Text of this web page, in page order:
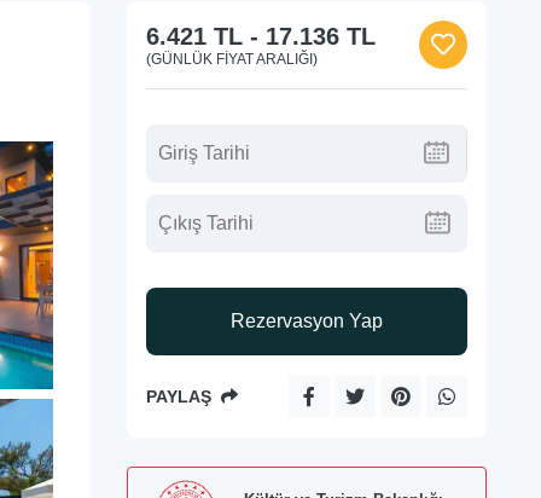
6.421 TL- 17.136 TL
(GÜNLÜK FIYAT ARALIĞI)
Rezervasyon Yap
PAYLAŞ